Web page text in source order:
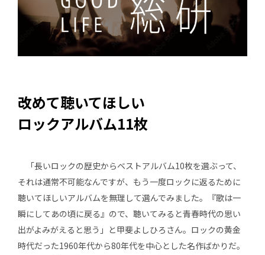
改めて聴いてほしい
ロックアルバム11枚
「長いロックの歴史からベストアルバム10枚を選ぶって、
それは通常不可能なんですが、もう一度ロックに返るために
聴いてほしいアルバムを無理して選んでみました。『歌は一
瞬にしてあの頃に戻る』ので、聴いてみると青春時代の思い
出がよみがえると思う」と甲斐よしひろさん。ロックの黄金
時代だった1960年代から80年代を中心とした名作ばかりだ。